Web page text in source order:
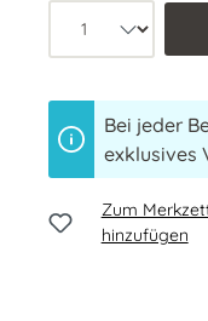
Produkt
Bei jeder
exklusives
Zum
hinzufügen